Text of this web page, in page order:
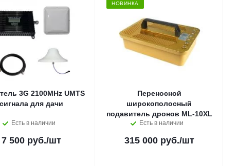
3G 2100MHz UMTS
сигнала для дачи
Есть в наличии
7 500 руб./шт
НОВИНКА
Переносной
широкополосный
подавитель дронов ML-10XL
Есть в наличии
315 000 руб./шт